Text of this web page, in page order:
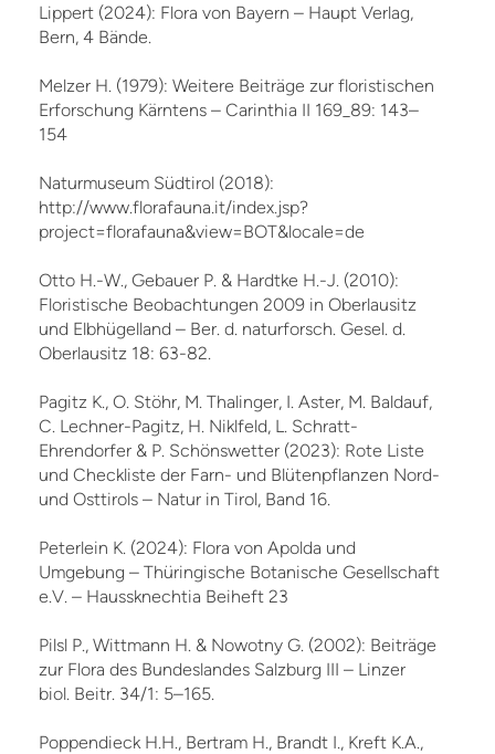
Lippert (2024): Flora von Bayern – Haupt Verlag,
Bern, 4 Bände.
Melzer H. (1979): Weitere Beiträge zur floristischen
Erforschung Kärntens – Carinthia II 169_89: 143–
154
Naturmuseum Südtirol (2018):
http://www.florafauna.it/index.jsp?
project=florafauna&view=BOT&locale=de
Otto H.-W., Gebauer P. & Hardtke H.-J. (2010):
Floristische Beobachtungen 2009 in Oberlausitz
und Elbhügelland – Ber. d. naturforsch. Gesel. d.
Oberlausitz 18: 63-82.
Pagitz K., O. Stöhr, M. Thalinger, I. Aster, M. Baldauf,
C. Lechner-Pagitz, H. Niklfeld, L. Schratt-
Ehrendorfer & P. Schönswetter (2023): Rote Liste
und Checkliste der Farn- und Blütenpflanzen Nord-
und Osttirols – Natur in Tirol, Band 16.
Peterlein K. (2024): Flora von Apolda und
Umgebung – Thüringische Botanische Gesellschaft
e.V. – Haussknechtia Beiheft 23
Pilsl P., Wittmann H. & Nowotny G. (2002): Beiträge
zur Flora des Bundeslandes Salzburg III – Linzer
biol. Beitr. 34/1: 5–165.
Poppendieck H.H., Bertram H., Brandt I., Kreft K.A.,